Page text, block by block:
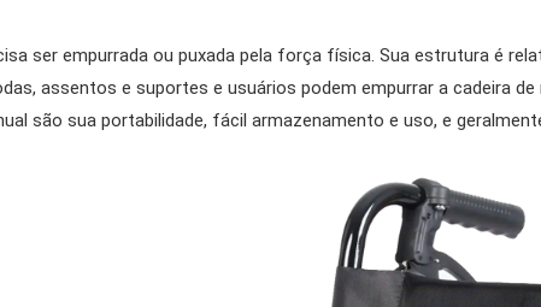
ser empurrada ou puxada pela força física. Sua estrutura é
assentos e suportes e usuários podem empurrar a cadeira
são sua portabilidade, fácil armazenamento e uso, e